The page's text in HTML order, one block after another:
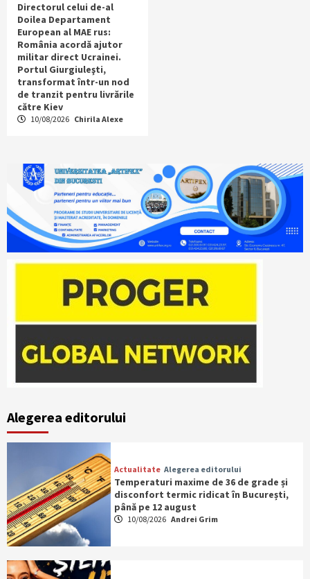
Directorul celui de-al
Doilea Departament
European al MAE rus:
România acordă ajutor
militar direct Ucrainei.
Portul Giurgiuleşti,
transformat într-un nod
de tranzit pentru livrările
către Kiev
10/08/2026 Chirila Alexe
Alegerea editorului
Actualitate Alegerea editorului
Temperaturi maxime de 36 de grade și
disconfort termic ridicat în București,
până pe 12 august
10/08/2026 Andrei Grim